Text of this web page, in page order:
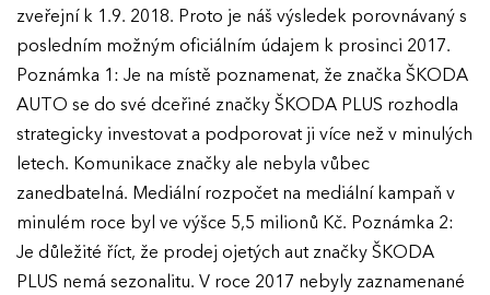
zveřejní k 1.9. 2018. Proto je náš výsledek porovnávaný s
posledním možným oficiálním údajem k prosinci 2017.
Poznámka 1: Je na místě poznamenat, že značka ŠKODA
AUTO se do své dceřiné značky ŠKODA PLUS rozhodla
strategicky investovat a podporovat ji více než v minulých
letech. Komunikace značky ale nebyla vůbec
zanedbatelná. Mediální rozpočet na mediální kampaň v
minulém roce byl ve výšce 5,5 milionů Kč. Poznámka 2:
Je důležité říct, že prodej ojetých aut značky ŠKODA
PLUS nemá sezonalitu. V roce 2017 nebyly zaznamenané